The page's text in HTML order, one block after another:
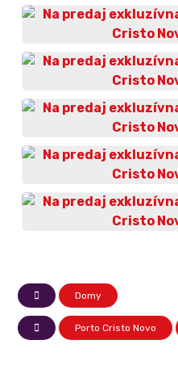
Domy
Porto Cristo Novo